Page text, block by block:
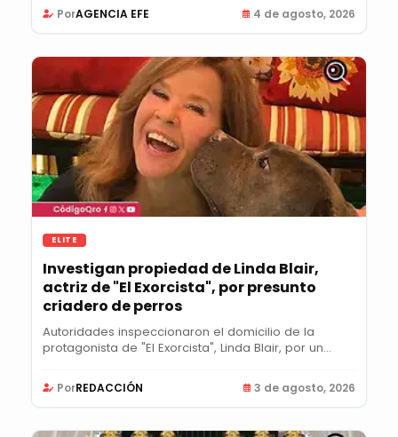
PorAGENCIA EFE 4 de agosto, 2026
ELITE
Investigan propiedad de Linda Blair,
actriz de "El Exorcista", por presunto
criadero de perros
Autoridades inspeccionaron el domicilio de la
protagonista de "El Exorcista", Linda Blair, por un...
PorREDACCIÓN 3 de agosto, 2026